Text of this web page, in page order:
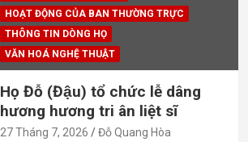
HOẠT ĐỘNG CỦA BAN THƯỜNG TRỰC
THÔNG TIN DÒNG HỌ
VĂN HOÁ NGHỆ THUẬT
Họ Đỗ (Đậu) tổ chức lễ dâng
hương hương tri ân liệt sĩ
27 Tháng 7, 2026 Đỗ Quang Hòa